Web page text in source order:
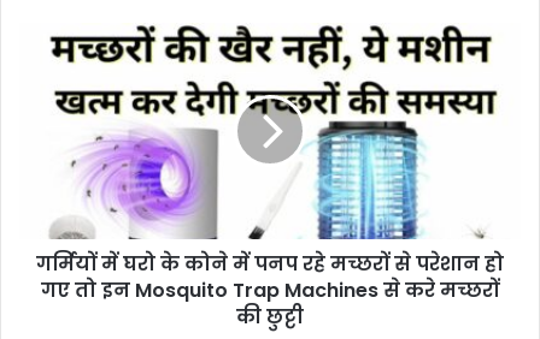
फीचर्स
गर्मियों
मच्छरों
परेशान
गर्मियों में घरो के कोने में पनप रहे मच्छरों से परेशान हो
गए तो इन Mosquito Trap Machines से करे मच्छरों
की छुट्टी